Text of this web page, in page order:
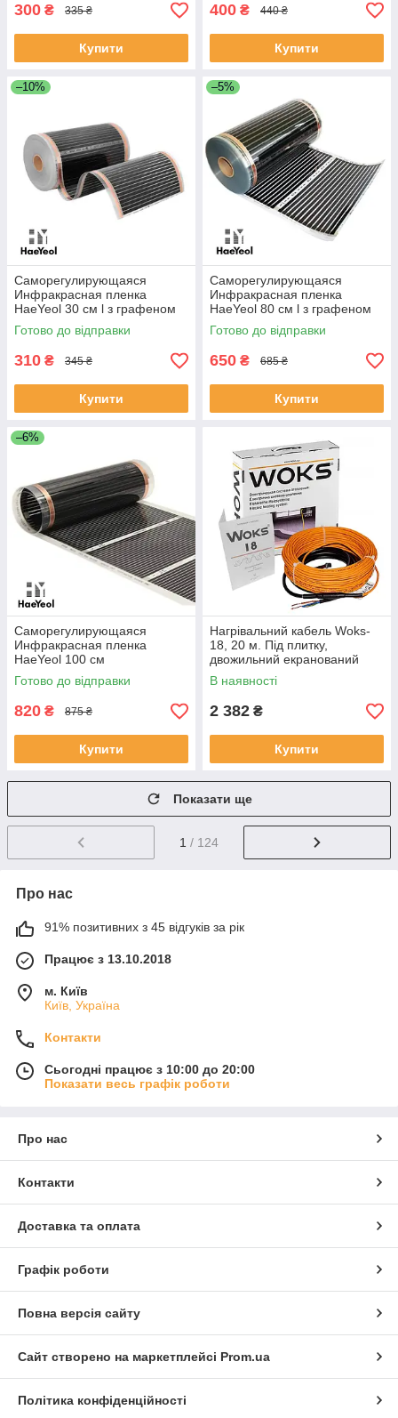
300 ₴ 335 ₴
Купити
400 ₴ 440 ₴
Купити
–10%
Саморегулирующаяся
Инфракрасная пленка
HaeYeol 30 см l з графеном
Готово до відправки
310 ₴ 345 ₴
Купити
–5%
Саморегулирующаяся
Инфракрасная пленка
HaeYeol 80 см l з графеном
Готово до відправки
650 ₴ 685 ₴
Купити
–6%
Саморегулирующаяся
Инфракрасная пленка
HaeYeol 100 см
Готово до відправки
820 ₴ 875 ₴
Купити
Нагрівальний кабель Woks-
18, 20 м. Під плитку,
двожильний екранований
В наявності
2 382 ₴
Купити
Показати ще
1 / 124
Про нас
91% позитивних з 45 відгуків за рік
Працює з 13.10.2018
м. Київ
Київ, Україна
Контакти
Сьогодні працює з 10:00 до 20:00
Показати весь графік роботи
Про нас
Контакти
Доставка та оплата
Графік роботи
Повна версія сайту
Сайт створено на маркетплейсі Prom.ua
Політика конфіденційності